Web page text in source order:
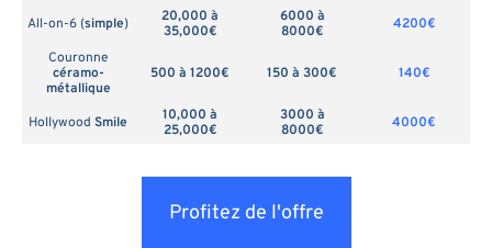
All-on-6 (simple)
20,000 à
35,000€
6000 à
8000€
4200€
Couronne
céramo-
métallique
500 à 1200€ 150 à 300€ 140€
Hollywood Smile
10,000 à
25,000€
3000 à
8000€
4000€
Profitez de l'offre